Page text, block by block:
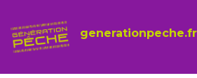
generationpeche.fr